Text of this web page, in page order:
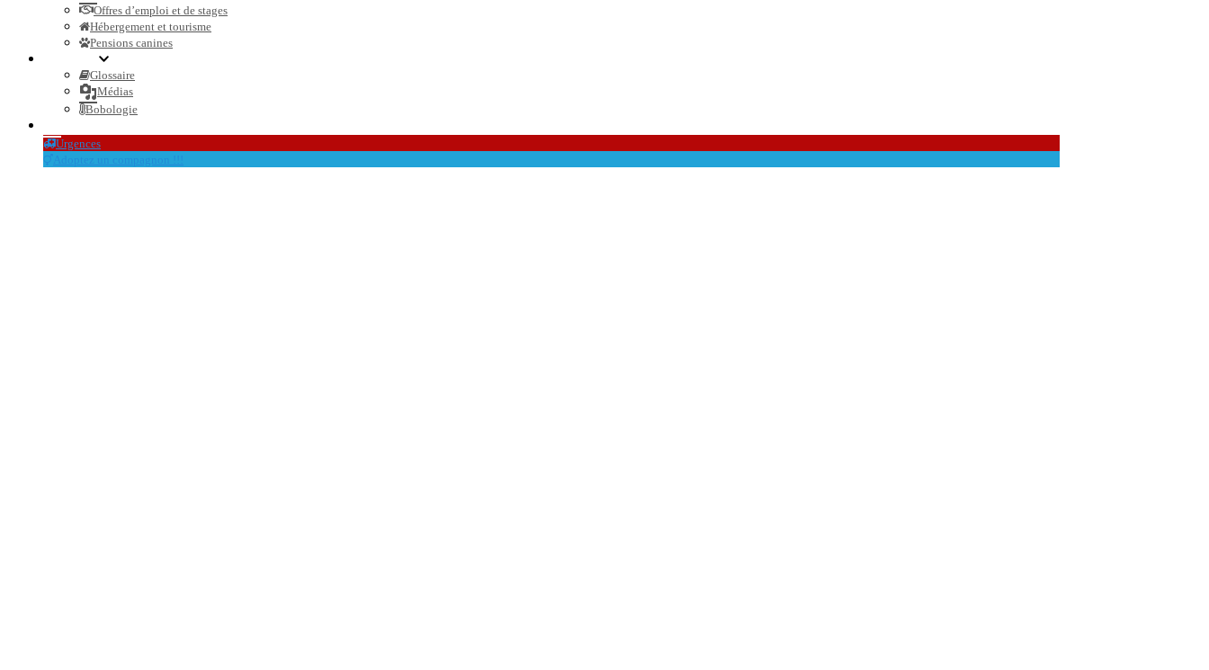
Offres d’emploi et de stages
Hébergement et tourisme
Pensions canines
Glossaire
Médias
Bobologie
Urgences
Adoptez un compagnon !!!